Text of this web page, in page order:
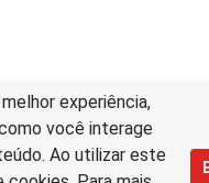
experiência,
você interage
Ao utilizar este